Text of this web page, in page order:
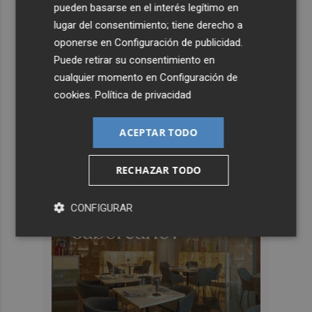
pueden basarse en el interés legítimo en
lugar del consentimiento; tiene derecho a
oponerse enConfiguración de publicidad
Puede retirar su consentimiento en
cualquier momento enConfiguración de
cookies .Política de privacidad
ACEPTAR TODO
RECHAZAR TODO
CONFIGURAR